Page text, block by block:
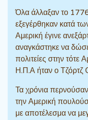
Όλα άλλαξαν το
εξεγέρθηκαν κατά
Αμερική έγινε
αναγκάστηκε να
πολιτείες στην
Η.Π.Α ήταν ο Τζόρτζ
Τα χρόνια περνούσαν
την Αμερική
με αποτέλεσμα να